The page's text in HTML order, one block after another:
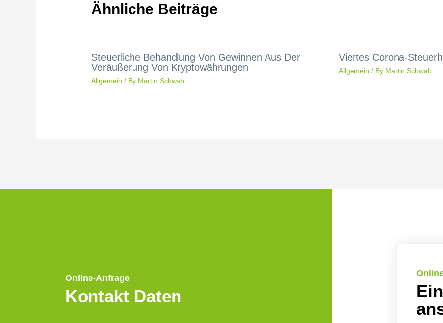
Ähnliche Beiträge
Steuerliche Behandlung Von Gewinnen Aus Der
Veräußerung Von Kryptowährungen
Allgemein / By Martin Schwab
Viertes Corona-
Allgemein / By Martin Schwab
Online-Anfrage
Kontakt Daten